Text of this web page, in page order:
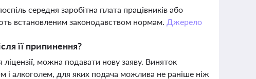
середня заробітна плата працівників або
встановленим законодавством нормам. Джерело
її припинення?
можна подавати нову заяву. Виняток
і алкоголем, для яких подача можлива не раніше ніж